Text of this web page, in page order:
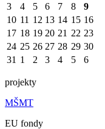
3
4 5 6 7 8
9
10 11 12 13 14 15 16
17 18 19 20 21 22 23
24 25 26 27 28 29 30
31 1 2 3 4 5 6
projekty
MŠMT
EU fondy